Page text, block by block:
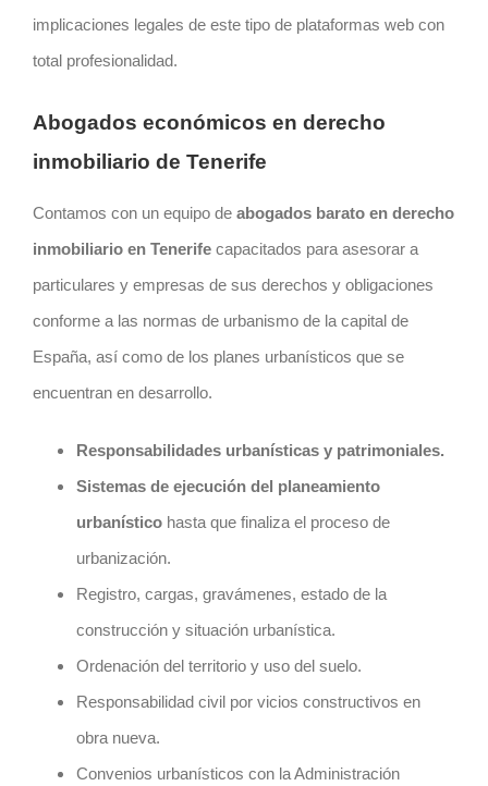
implicaciones legales de este tipo de plataformas web con
total profesionalidad.
Abogados económicos en derecho
inmobiliario de Tenerife
Contamos con un equipo de abogados barato en derecho
inmobiliario en Tenerife capacitados para asesorar a
particulares y empresas de sus derechos y obligaciones
conforme a las normas de urbanismo de la capital de
España, así como de los planes urbanísticos que se
encuentran en desarrollo.
Responsabilidades urbanísticas y patrimoniales.
Sistemas de ejecución del planeamiento
urbanísticohasta que finaliza el proceso de
urbanización.
Registro, cargas, gravámenes, estado de la
construcción y situación urbanística.
Ordenación del territorio y uso del suelo.
Responsabilidad civil por vicios constructivos en
obra nueva.
Convenios urbanísticos con la Administración